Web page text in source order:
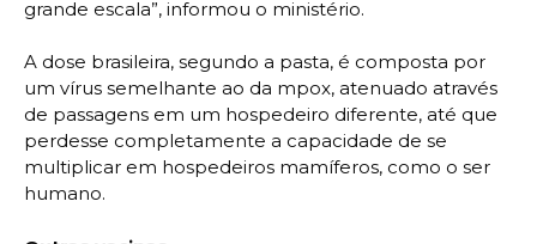
grande escala”, informou o ministério.
A dose brasileira, segundo a pasta, é composta por
um vírus semelhante ao da mpox, atenuado através
de passagens em um hospedeiro diferente, até que
perdesse completamente a capacidade de se
multiplicar em hospedeiros mamíferos, como o ser
humano.